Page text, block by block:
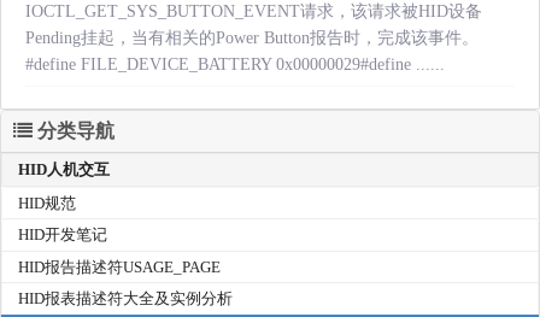
IOCTL_GET_SYS_BUTTON_EVENT请求，该请求被HID设备
Pending挂起，当有相关的Power Button报告时，完成该事件。
#define FILE_DEVICE_BATTERY 0x00000029#define ......
分类导航
HID人机交互
HID规范
HID开发笔记
HID报告描述符USAGE_PAGE
HID报表描述符大全及实例分析